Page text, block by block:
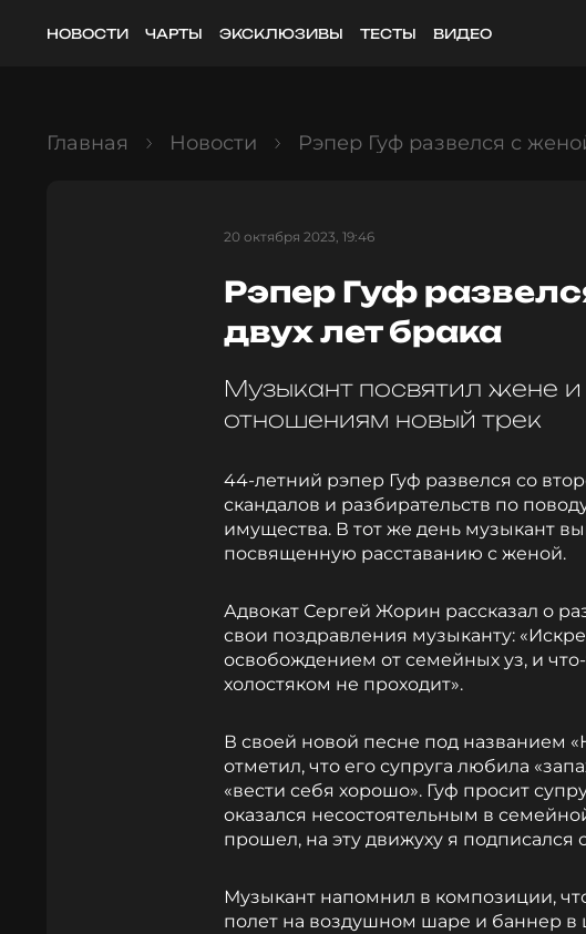
НОВОСТИ ЧАРТЫ ЭКСКЛЮЗИВЫ ТЕСТЫ ВИДЕО
Главная Новости Рэпер Гуф развелся с
20 октября 2023, 19:46
Рэпер Гуф
двух лет брака
Музыкант посвятил жене
отношениям новый трек
44-летний рэпер Гуф развелся со
скандалов и разбирательств по
имущества. В тот же день музыкант
посвященную расставанию с женой.
Адвокат Сергей Жорин рассказал о
свои поздравления музыканту:
освобождением от семейных уз, и
холостяком не проходит».
В своей новой песне под названием
отметил, что его супруга любила
«вести себя хорошо». Гуф просит
оказался несостоятельным в
прошел, на эту движуху я подписался
Музыкант напомнил в композиции,
полет на воздушном шаре и баннер в